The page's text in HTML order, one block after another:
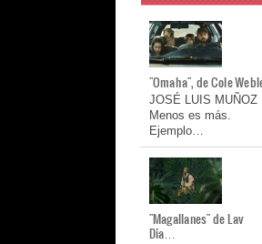
"Omaha", de Cole
JOSÉ LUIS MUÑOZ
Menos es más.
Ejemplo…
"Magallanes" de Lav
Dia…